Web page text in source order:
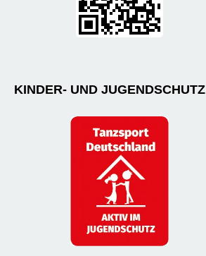
KINDER- UND JUGENDSCHUTZ